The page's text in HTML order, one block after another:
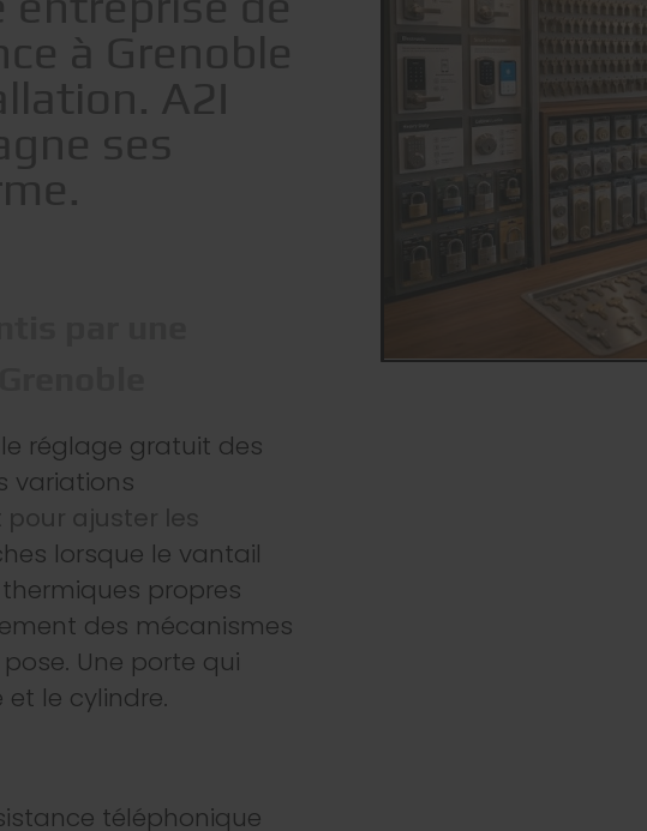
réglage gratuit des
variations
lorsque le vantail
propres
des mécanismes
Une porte qui
le cylindre.
téléphonique